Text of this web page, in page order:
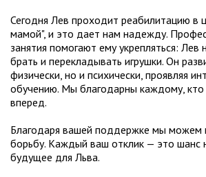
Сегодня Лев проходит реабилитацию в
мамой", и это дает нам надежду.
занятия помогают ему укрепляться: Лев
брать и перекладывать игрушки. Он
физически, но и психически, проявляя
обучению. Мы благодарны каждому,
вперед.
Благодаря вашей поддержке мы можем
борьбу. Каждый ваш отклик — это шанс
будущее для Льва.